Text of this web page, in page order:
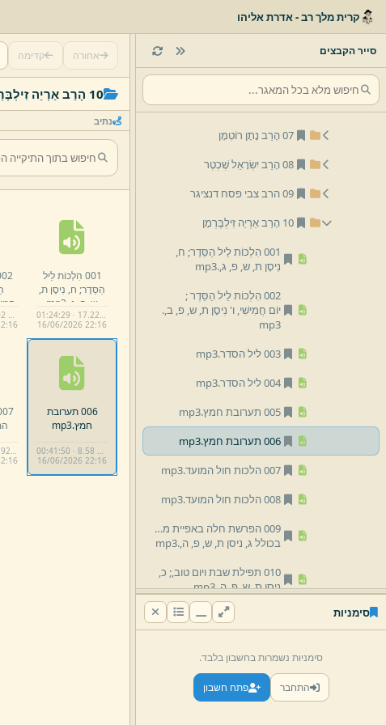
קרית מלך רב - אדרת אליהו
סייר הקבצים
03 הָרַב יוֹם טוֹב זִילְבֶּרְמָן
05 הָרַב אֵלִיָּהוּ בֶּן הָרַב יוֹם טוֹב זִילְבֶּרְמָן
06 הָרַב אַרְיֵה שַׁפִּירָא
07 הָרַב נָתָן רוֹטְמָן
08 הָרַב יִשְׂרָאֵל שֶׁכְטֶר
09 הרב צבי פסח דנציגר
10 הָרַב אַרְיֵה זִילְבֶּרְמָן
001 הִלְכוֹת לֵיל הַסֵּדֶר;
ח,
נִיסָן ת, ש, פ, ג,.
mp3
002 הִלְכוֹת לֵיל הַסֵּדֶר ;
יוֹם חֲמִישִׁי, ו' נִיסָן ת, ש, פ, ב,.
mp3
003 ליל הסדר.
mp3
004 ליל הסדר.
mp3
005 תערובת חמץ.
mp3
006 תערובת חמץ.
mp3
007 הלכות חול המועד.
mp3
008 הלכות חול המועד.
mp3
009 הפרשת חלה באפיית מצות;
בכולל ג, ניסן ת, ש, פ, ה,.
mp3
010 תפילת שבת ויום טוב,
; כ,
ניסן ת,ש,פ,ה,.
mp3
13 הרב חיים דוד זילברמן
03 שבועות
סימניות
סימניות נשמרות בחשבון בלבד.
התחבר פתח חשבון
אחורה קדימה
10 הָרַב אַרְיֵה זִילְבֶּרְמָן
נתיב
001 הִלְכוֹת לֵיל
הַסֵּדֶר; ח, נִיסָן ת,
ש, פ, ג, mp3
01:24:29 · 17.22 MB
16/06/2026 22:16
ש,00:48:15 · 9.02 MB
16
006 תערובת
חמץ.mp3
00:41:50 · 8.58 MB
16/06/2026 22:16
00:55:35 · 10.92 MB
16